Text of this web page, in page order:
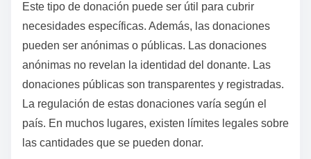
Este tipo de donación puede ser útil para cubrir
necesidades específicas. Además, las donaciones
pueden ser anónimas o públicas. Las donaciones
anónimas no revelan la identidad del donante. Las
donaciones públicas son transparentes y registradas.
La regulación de estas donaciones varía según el
país. En muchos lugares, existen límites legales sobre
las cantidades que se pueden donar.